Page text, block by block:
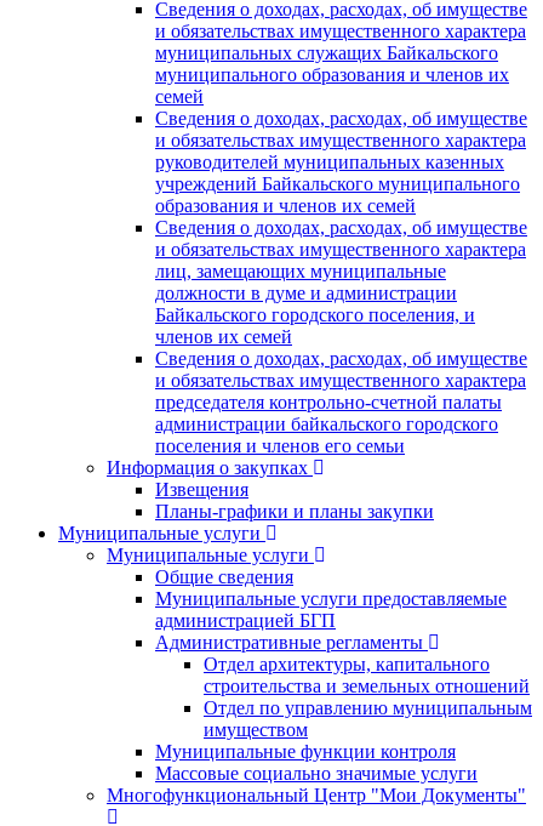
Сведения о доходах, расходах, об имуществе
и обязательствах имущественного характера
муниципальных служащих Байкальского
муниципального образования и членов их
семей
Сведения о доходах, расходах, об имуществе
и обязательствах имущественного характера
руководителей муниципальных казенных
учреждений Байкальского муниципального
образования и членов их семей
Сведения о доходах, расходах, об имуществе
и обязательствах имущественного характера
лиц, замещающих муниципальные
должности в думе и администрации
Байкальского городского поселения, и
членов их семей
Сведения о доходах, расходах, об имуществе
и обязательствах имущественного характера
председателя контрольно-счетной палаты
администрации байкальского городского
поселения и членов его семьи
Информация о закупках
Извещения
Планы-графики и планы закупки
Муниципальные услуги
Муниципальные услуги
Общие сведения
Муниципальные услуги предоставляемые
администрацией БГП
Административные регламенты
Отдел архитектуры, капитального
строительства и земельных отношений
Отдел по управлению муниципальным
имуществом
Муниципальные функции контроля
Массовые социально значимые услуги
Многофункциональный Центр "Мои Документы"